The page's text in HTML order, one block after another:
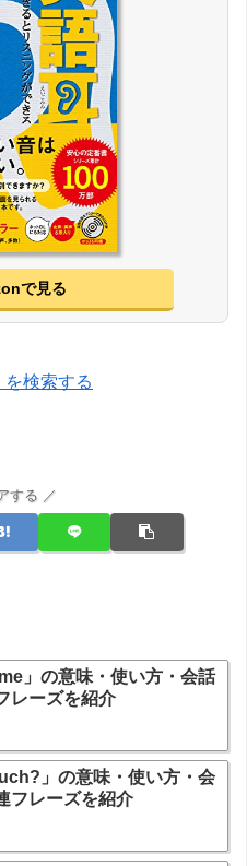
で見る
を検索する
する ／
」の意味・使い方・会話
レーズを紹介
」の意味・使い方・会
フレーズを紹介